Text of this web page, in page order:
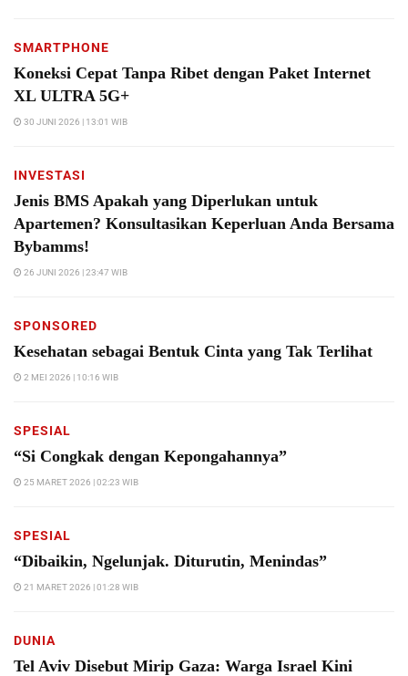
SMARTPHONE
Koneksi Cepat Tanpa Ribet dengan Paket Internet
XL ULTRA 5G+
30 JUNI 2026 | 13:01 WIB
INVESTASI
Jenis BMS Apakah yang Diperlukan untuk
Apartemen? Konsultasikan Keperluan Anda Bersama
Bybamms!
26 JUNI 2026 | 23:47 WIB
SPONSORED
Kesehatan sebagai Bentuk Cinta yang Tak Terlihat
2 MEI 2026 | 10:16 WIB
SPESIAL
“Si Congkak dengan Kepongahannya”
25 MARET 2026 | 02:23 WIB
SPESIAL
“Dibaikin, Ngelunjak. Diturutin, Menindas”
21 MARET 2026 | 01:28 WIB
DUNIA
Tel Aviv Disebut Mirip Gaza: Warga Israel Kini